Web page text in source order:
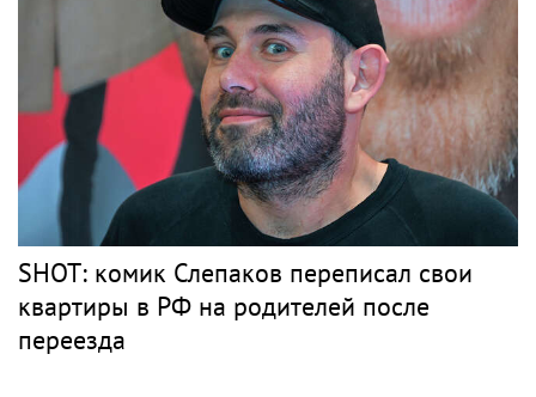
SHOT: комик Слепаков переписал свои
квартиры в РФ на родителей после
переезда